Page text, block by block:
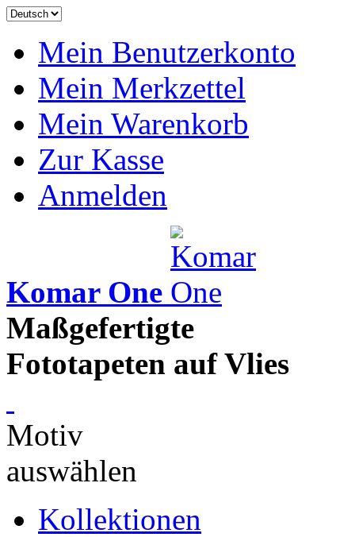
Mein Benutzerkonto
Mein Merkzettel
Mein Warenkorb
Zur Kasse
Anmelden
Komar One
Maßgefertigte
Fototapeten auf Vlies
Motiv
auswählen
Kollektionen